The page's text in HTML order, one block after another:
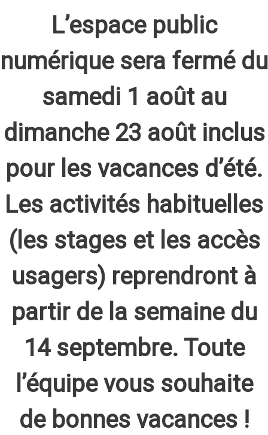
L’espace public
numérique sera fermé du
samedi 1 août au
dimanche 23 août inclus
pour les vacances d’été.
Les activités habituelles
(les stages et les accès
usagers) reprendront à
partir de la semaine du
14 septembre. Toute
l’équipe vous souhaite
de bonnes vacances !